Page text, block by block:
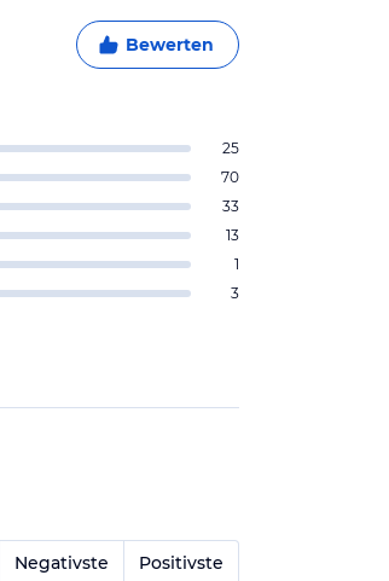
Bewerten
25
70
33
13
1
3
Negativste Positivste